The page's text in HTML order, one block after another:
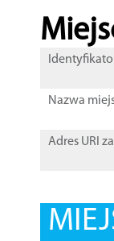
Nazwa
Adres URI